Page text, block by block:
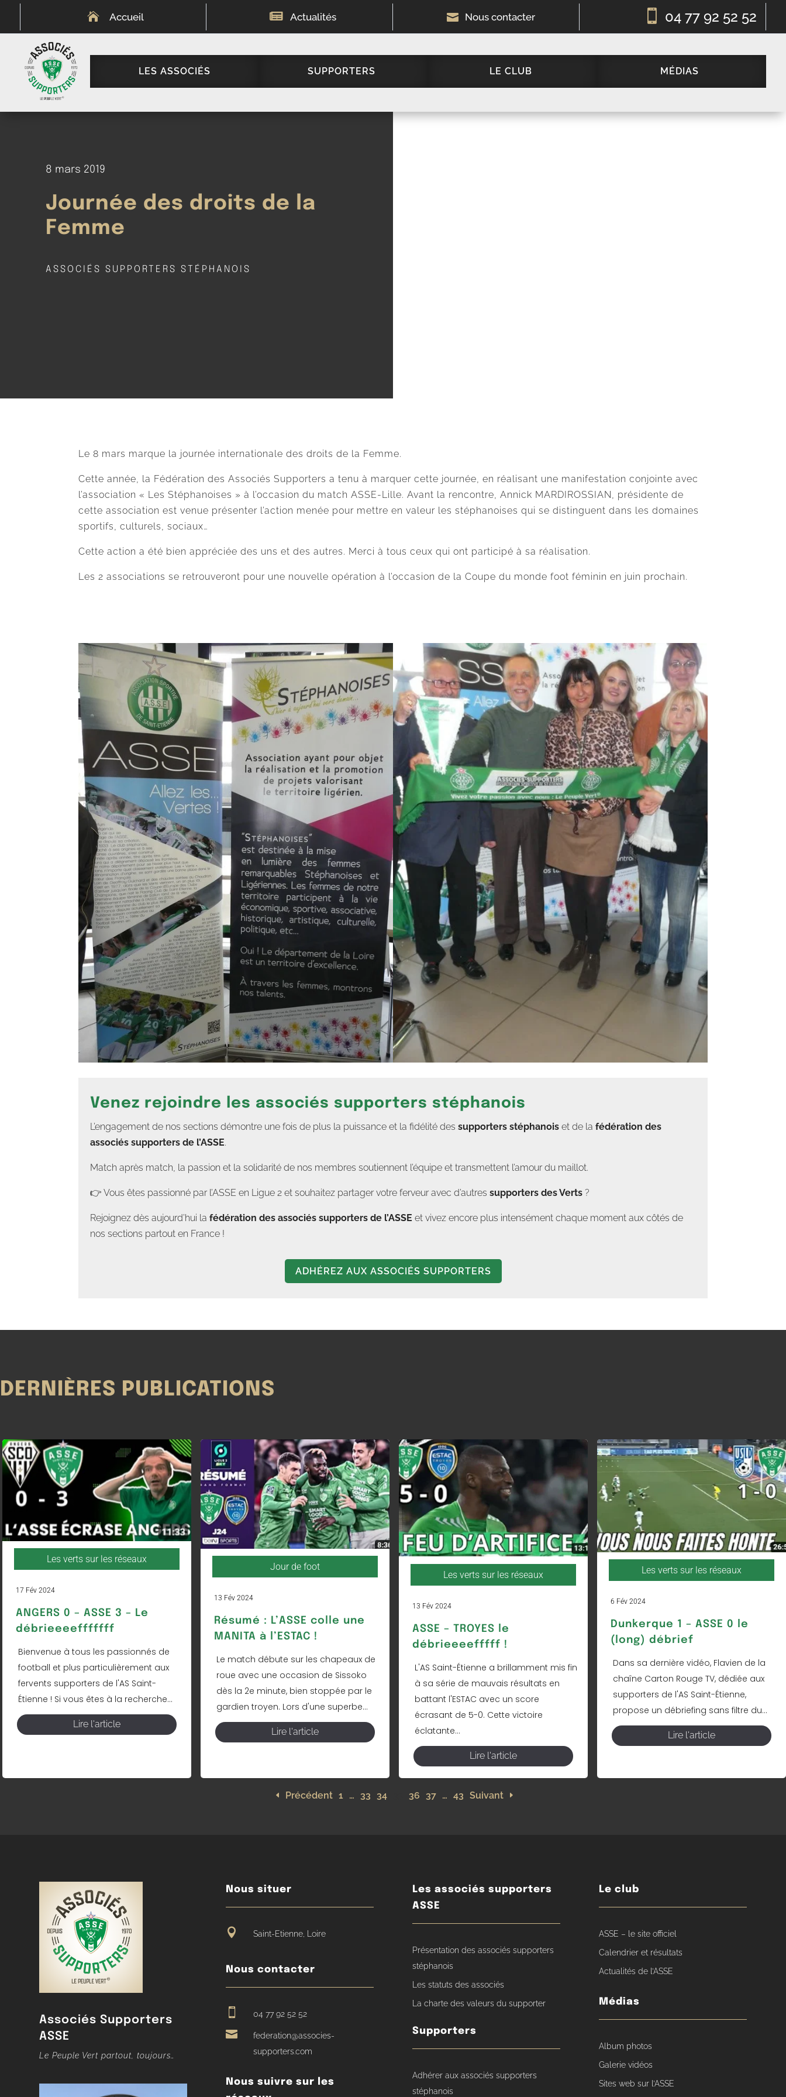
 Accueil  Actualités  Nous contacter  04 77 92 52 52
LES ASSOCIÉS SUPPORTERS LE CLUB MÉDIAS
8 mars 2019
Journée des droits de la
Femme
ASSOCIÉS SUPPORTERS STÉPHANOIS
Le 8 mars marque la journée internationale des droits de la Femme.
Cette année, la Fédération des Associés Supporters a tenu à marquer cette journée, en réalisant une manifestation conjointe avec
l’association « Les Stéphanoises » à l’occasion du match ASSE-Lille. Avant la rencontre, Annick MARDIROSSIAN, présidente de
cette association est venue présenter l’action menée pour mettre en valeur les stéphanoises qui se distinguent dans les domaines
sportifs, culturels, sociaux…
Cette action a été bien appréciée des uns et des autres. Merci à tous ceux qui ont participé à sa réalisation.
Les 2 associations se retrouveront pour une nouvelle opération à l’occasion de la Coupe du monde foot féminin en juin prochain.
Venez rejoindre les associés supporters stéphanois
L’engagement de nos sections démontre une fois de plus la puissance et la fidélité des supporters stéphanois et de la fédération des
associés supporters de l’ASSE.
Match après match, la passion et la solidarité de nos membres soutiennent l’équipe et transmettent l’amour du maillot.
👉 Vous êtes passionné par l’ASSE en Ligue 2 et souhaitez partager votre ferveur avec d’autres supporters des Verts ?
Rejoignez dès aujourd’hui la fédération des associés supporters de l’ASSE et vivez encore plus intensément chaque moment aux côtés de
nos sections partout en France !
ADHÉREZ AUX ASSOCIÉS SUPPORTERS
DERNIÈRES PUBLICATIONS
Les verts sur les réseaux
17 Fév 2024
ANGERS 0 – ASSE 3 – Le
débrieeeefffffff
Bienvenue à tous les passionnés de
football et plus particulièrement aux
fervents supporters de l'AS Saint-
Étienne ! Si vous êtes à la recherche...
Lire l'article
Jour de foot
13 Fév 2024
Résumé : L’ASSE colle une
MANITA à l’ESTAC !
Le match débute sur les chapeaux de
roue avec une occasion de Sissoko
dès la 2e minute, bien stoppée par le
gardien troyen. Lors d'une superbe...
Lire l'article
Les verts sur les réseaux
13 Fév 2024
ASSE – TROYES le
débrieeeefffff !
L'AS Saint-Étienne a brillamment mis fin
à sa série de mauvais résultats en
battant l'ESTAC avec un score
écrasant de 5-0. Cette victoire
éclatante...
Lire l'article
Les verts sur les réseaux
6 Fév 2024
Dunkerque 1 – ASSE 0 le
(long) débrief
Dans sa dernière vidéo, Flavien de la
chaîne Carton Rouge TV, dédiée aux
supporters de l'AS Saint-Étienne,
propose un débriefing sans filtre du...
Lire l'article
Précédent 1 … 33 34 36 37 … 43 Suivant
Associés Supporters
ASSE
Le Peuple Vert partout, toujours…
Nous situer
 Saint-Etienne, Loire
Nous contacter
 04 77 92 52 52

federation@associes-
supporters.com
Nous suivre sur les
Les associés supporters
ASSE
Présentation des associés supporters
stéphanois
Les statuts des associés
La charte des valeurs du supporter
Supporters
Adhérer aux associés supporters
stéphanois
Le club
ASSE – le site officiel
Calendrier et résultats
Actualités de l’ASSE
Médias
Album photos
Galerie vidéos
Sites web sur l’ASSE